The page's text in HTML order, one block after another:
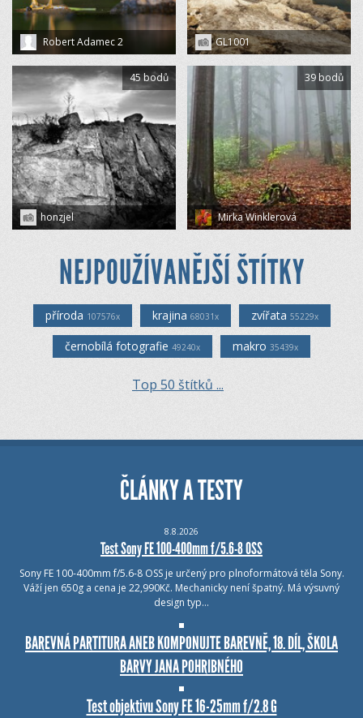
Robert Adamec 2 GL1001
honzjel
45 bodů
Mirka Winklerová
39 bodů
NEJPOUŽÍVANĚJŠÍ ŠTÍTKY
příroda 107576x krajina 68031x zvířata 55229x
černobílá fotografie 49240x makro 35439x
Top 50 štítků ...
ČLÁNKY A TESTY
8.8.2026
Test Sony FE 100-400mm f/5.6-8 OSS
Sony FE 100-400mm f/5.6-8 OSS je určený pro plnoformátová těla Sony.
Váží jen 650g a cena je 22,990Kč. Mechanicky není špatný. Má výsuvný
design typ…
BAREVNÁ PARTITURA ANEB KOMPONUJTE BAREVNĚ, 18. DÍL, ŠKOLA
BARVY JANA POHRIBNÉHO
Test objektivu Sony FE 16-25mm f/2.8 G